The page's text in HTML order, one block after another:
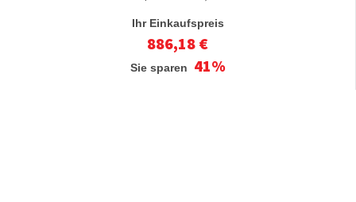
Ihr Einkaufspreis
886,18 €
Sie sparen 41%